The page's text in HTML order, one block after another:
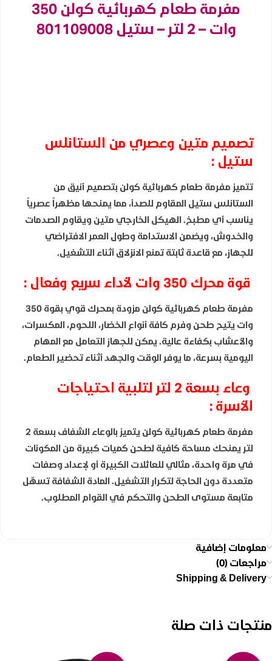
مفرمة طعام كهربائية كولن 350
وات – 2 لتر – ستيل 801109008
تصميم متين وعصري من الستانلس
ستيل :
تتميز مفرمة طعام كهربائية كولن بتصميم أنيق من
الستانلس ستيل المقاوم للصدأ، مما يمنحها مظهراً عصرياً
يناسب أي مطبخ. الهيكل الخارجي متين ويقاوم الصدمات
والخدوش، ويضمن الاستدامة وطول العمر الافتراضي
للجهاز، مع قاعدة ثابتة تمنع الانزلاق أثناء التشغيل.
قوة محرك 350 وات لأداء سريع وفعال :
مفرمة طعام كهربائية كولن مزودة بمحرك قوي بقوة 350
وات يتيح طحن وفرم كافة أنواع الخضار، اللحوم، المكسرات،
والأعشاب بكفاءة عالية. يمكن للجهاز التعامل مع المهام
اليومية بسرعة، ما يوفر الوقت والجهد أثناء تحضير الطعام.
وعاء بسعة 2 لتر لتلبية احتياجات
الأسرة :
مفرمة طعام كهربائية كولن يتميز بالوعاء الشفاف بسعة 2
لتر يمنحك مساحة كافية لطحن كميات كبيرة من المكونات
في مرة واحدة، مثالي للعائلات الكبيرة أو لإعداد وصفات
متعددة دون الحاجة لتكرار التشغيل. المادة الشفافة تسهّل
متابعة مستوى الطحن والتحكم في القوام المطلوب.
معلومات إضافية
مراجعات (0)
Shipping & Delivery
منتجات ذات صلة